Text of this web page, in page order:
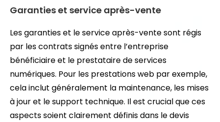
Garanties et service après-vente
Les garanties et le service après-vente sont régis
par les contrats signés entre l’entreprise
bénéficiaire et le prestataire de services
numériques. Pour les prestations web par exemple,
cela inclut généralement la maintenance, les mises
à jour et le support technique. Il est crucial que ces
aspects soient clairement définis dans le devis